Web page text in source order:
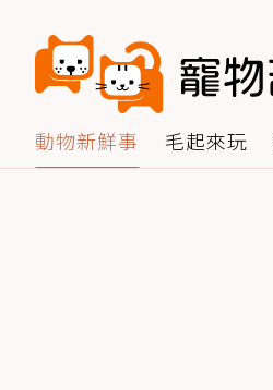
動物新鮮事 毛起來玩